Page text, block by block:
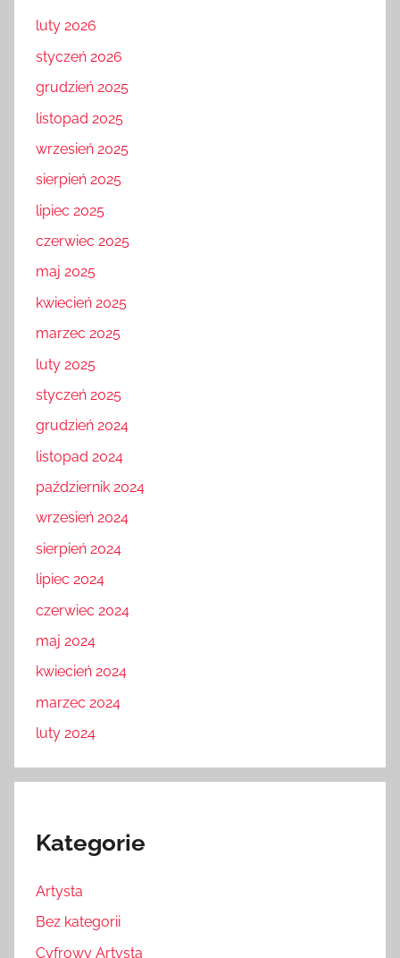
luty 2026
styczeń 2026
grudzień 2025
listopad 2025
wrzesień 2025
sierpień 2025
lipiec 2025
czerwiec 2025
maj 2025
kwiecień 2025
marzec 2025
luty 2025
styczeń 2025
grudzień 2024
listopad 2024
październik 2024
wrzesień 2024
sierpień 2024
lipiec 2024
czerwiec 2024
maj 2024
kwiecień 2024
marzec 2024
luty 2024
Kategorie
Artysta
Bez kategorii
Cyfrowy Artysta